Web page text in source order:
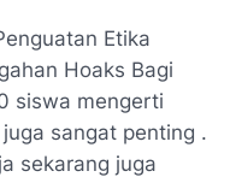
Etika
Hoaks Bagi
siswa mengerti
sangat penting .
sekarang juga